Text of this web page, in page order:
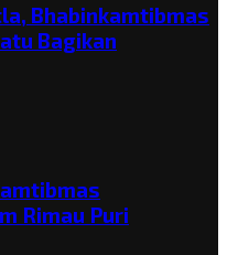
Bhabinkamtibmas
Bagikan
Rimau Puri